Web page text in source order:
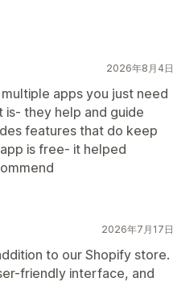
め商品
スカウント
ァネルのパフォーマンス
カウント
ディスカウント
一括価格設定 卸売価格
2026年8月4日
apps you just need
they help and guide
features that do keep
is free- it helped
2026年7月17日
to our Shopify store.
friendly interface, and